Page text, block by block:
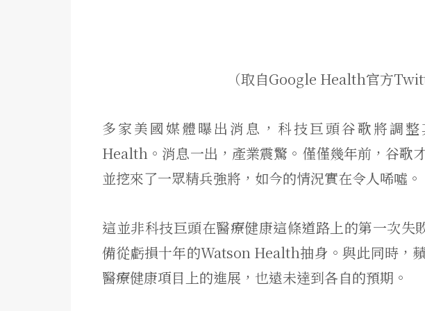
（取自Google Health官方
多家美國媒體曝出消息，科技巨頭谷歌將調
Health。消息一出，產業震驚。僅僅幾年前，谷歌
並挖來了一眾精兵強將，如今的情況實在令人唏噓。
這並非科技巨頭在醫療健康這條道路上的第一次失
備從虧損十年的Watson Health抽身。與此同時，
醫療健康項目上的進展，也遠未達到各自的預期。